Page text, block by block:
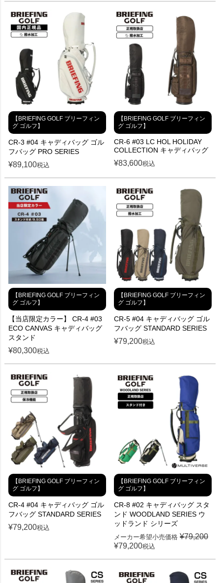
【BRIEFING GOLF ブリーフィン
グ ゴルフ】
CR-3 #04 キャディバッグ ゴル
フバッグ PRO SERIES
¥89,100税込
【BRIEFING GOLF ブリーフィン
グ ゴルフ】
CR-6 #03 LC HOL HOLIDAY
COLLECTION キャディバッグ
¥83,600税込
【BRIEFING GOLF ブリーフィン
グ ゴルフ】
【当店限定カラー】 CR-4 #03
ECO CANVAS キャディバッグ
スタンド
¥80,300税込
【BRIEFING GOLF ブリーフィン
グ ゴルフ】
CR-5 #04 キャディバッグ ゴル
フバッグ STANDARD SERIES
¥79,200税込
【BRIEFING GOLF ブリーフィン
グ ゴルフ】
CR-4 #04 キャディバッグ ゴル
フバッグ STANDARD SERIES
¥79,200税込
【BRIEFING GOLF ブリーフィン
グ ゴルフ】
CR-8 #02 キャディバッグ スタ
ンド WOODLAND SERIES ウ
ッドランド シリーズ
メーカー希望小売価格 ¥79,200
¥79,200税込